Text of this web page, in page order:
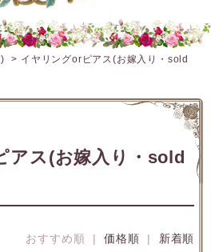
> イヤリングorピアス(お嫁入り・sold
アス(お嫁入り・sold
おすすめ順 |価格順 | 新着順